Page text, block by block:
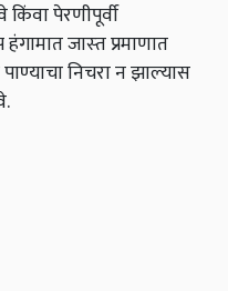
पेरणीपूर्वी
जास्‍त प्रमाणात
निचरा न झाल्‍यास